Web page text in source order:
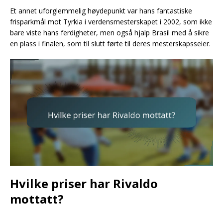
Et annet uforglemmelig høydepunkt var hans fantastiske
frisparkmål mot Tyrkia i verdensmesterskapet i 2002, som ikke
bare viste hans ferdigheter, men også hjalp Brasil med å sikre
en plass i finalen, som til slutt førte til deres mesterskapsseier.
Hvilke priser har Rivaldo
mottatt?